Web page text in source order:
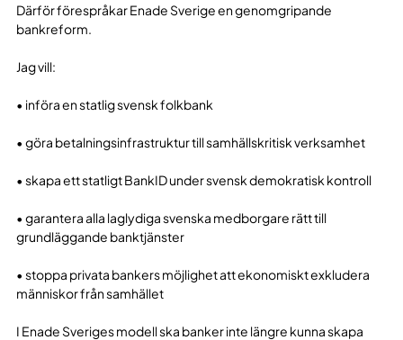
Därför förespråkar Enade Sverige en genomgripande
bankreform.
Jag vill:
• införa en statlig svensk folkbank
• göra betalningsinfrastruktur till samhällskritisk verksamhet
• skapa ett statligt BankID under svensk demokratisk kontroll
• garantera alla laglydiga svenska medborgare rätt till
grundläggande banktjänster
• stoppa privata bankers möjlighet att ekonomiskt exkludera
människor från samhället
I Enade Sveriges modell ska banker inte längre kunna skapa